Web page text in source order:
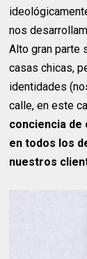
nos
Alto gran parte
casas chicas,
identidades
calle, en este
conciencia de
en todos los
nuestros